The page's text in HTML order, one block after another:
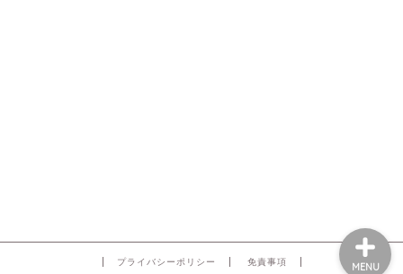
プライバシーポリシー 免責事項 MENU